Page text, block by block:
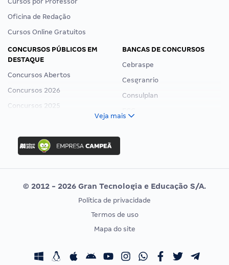
Oficina de Redação
Cursos Online Gratuitos
CONCURSOS PÚBLICOS EM
DESTAQUE
Concursos Abertos
Concursos 2026
Concursos 2025
Concurso Ibama
Concurso MPU
Editais publicados
BANCAS DE CONCURSOS
Cebraspe
Cesgranrio
Consulplan
Vunesp
CONCURSOS POR PROFISSÃO
Concursos Fiscais
EXAME DE ORDEM
Calendário OAB
Veja mais
© 2012 - 2026 Gran Tecnologia e Educação S/A.
Política de privacidade
Termos de uso
Mapa do site